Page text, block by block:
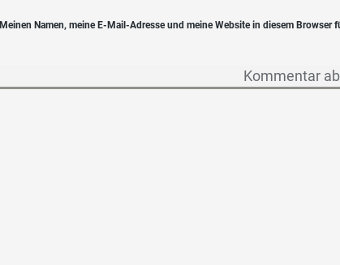
Meinen Namen, meine E-Mail-Adresse und meine Website in diesem Browser